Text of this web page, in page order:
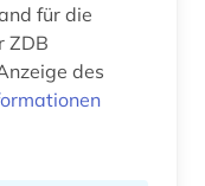
für die
ZDB
des